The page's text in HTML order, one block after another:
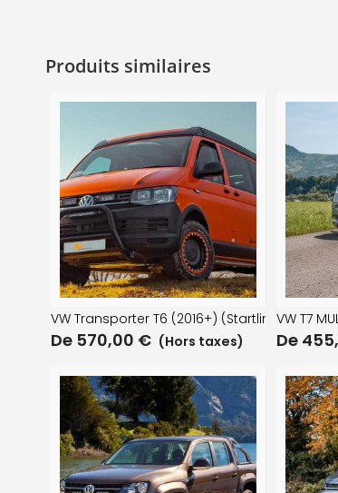
Produits similaires
VW Transporter T6 (2016+) (Startline) Kit de
De 570,00 € (Hors taxes)
VW T7
De